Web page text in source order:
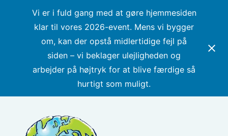
Vi er i fuld gang med at gøre hjemmesiden
klar til vores 2026-event. Mens vi bygger
om, kan der opstå midlertidige fejl på
siden – vi beklager ulejligheden og
arbejder på højtryk for at blive færdige så
hurtigt som muligt.